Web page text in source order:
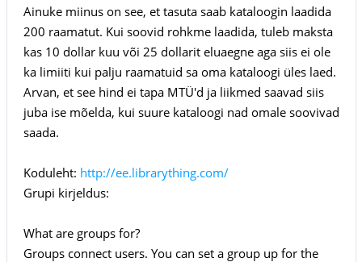
Ainuke miinus on see, et tasuta saab kataloogin laadida
200 raamatut. Kui soovid rohkme laadida, tuleb maksta
kas 10 dollar kuu või 25 dollarit eluaegne aga siis ei ole
ka limiiti kui palju raamatuid sa oma kataloogi üles laed.
Arvan, et see hind ei tapa MTÜ'd ja liikmed saavad siis
juba ise mõelda, kui suure kataloogi nad omale soovivad
saada.
Koduleht: http://ee.librarything.com/
Grupi kirjeldus:
What are groups for?
Groups connect users. You can set a group up for the